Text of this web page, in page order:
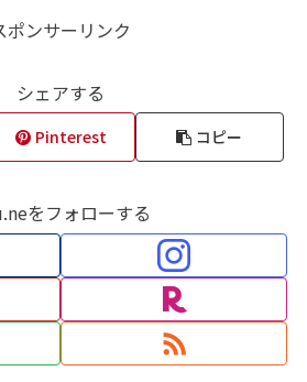
ポンサーリンク
シェアする
Pinterest コピー
をフォローする